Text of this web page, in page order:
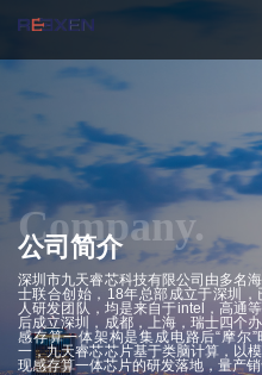
Company.
公司简介
深圳市九天睿芯科技有限公司由多名
士联合创始，18年总部成立于深圳，
人研发团队，均是来自于intel，高通
后成立深圳，成都，上海，瑞士四个
感存算一体架构是集成电路后“摩尔”
一，九天睿芯芯片基于类脑计算，以
现感存算一体芯片的研发落地，量产销